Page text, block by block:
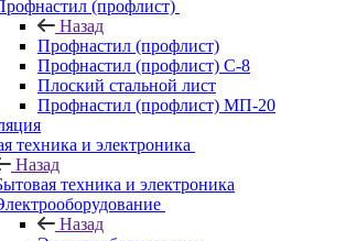
(профлист)
Назад
Профнастил (профлист)
Профнастил (профлист) С-8
Плоский стальной лист
Профнастил (профлист) МП-20
техника и электроника
Назад
техника и электроника
Назад